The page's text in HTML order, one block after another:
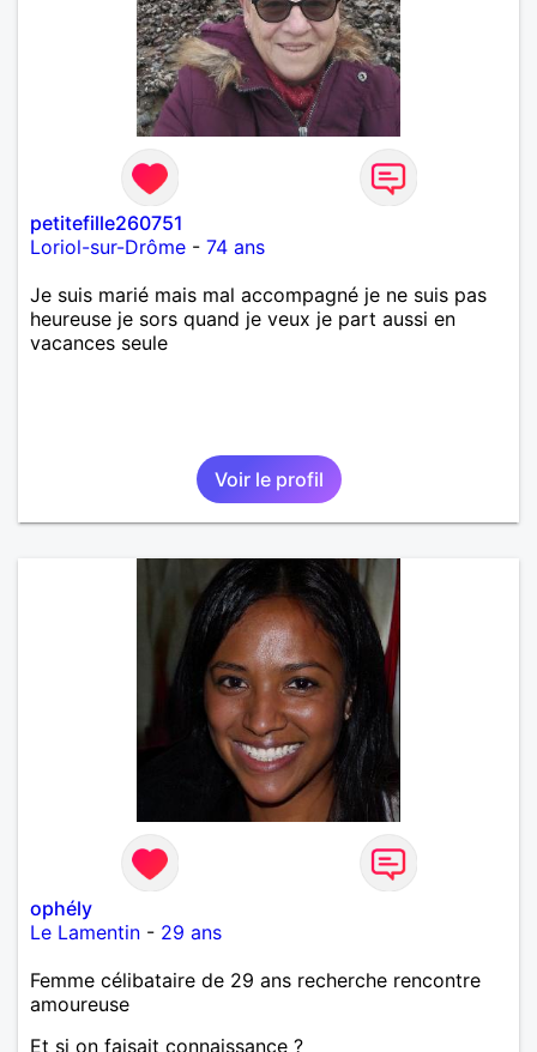
petitefille260751
Loriol-sur-Drôme - 74 ans
Je suis marié mais mal accompagné je ne suis pas
heureuse je sors quand je veux je part aussi en
vacances seule
Voir le profil
ophély
Le Lamentin - 29 ans
Femme célibataire de 29 ans recherche rencontre
amoureuse
Et si on faisait connaissance ?